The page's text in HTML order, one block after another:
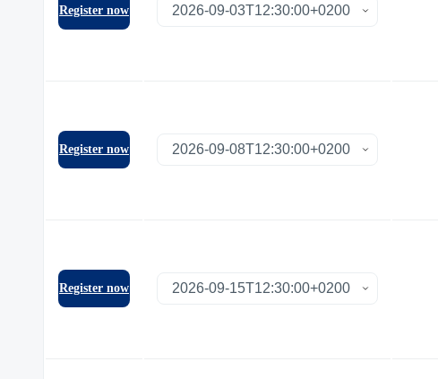
Register now
Register now
Register now